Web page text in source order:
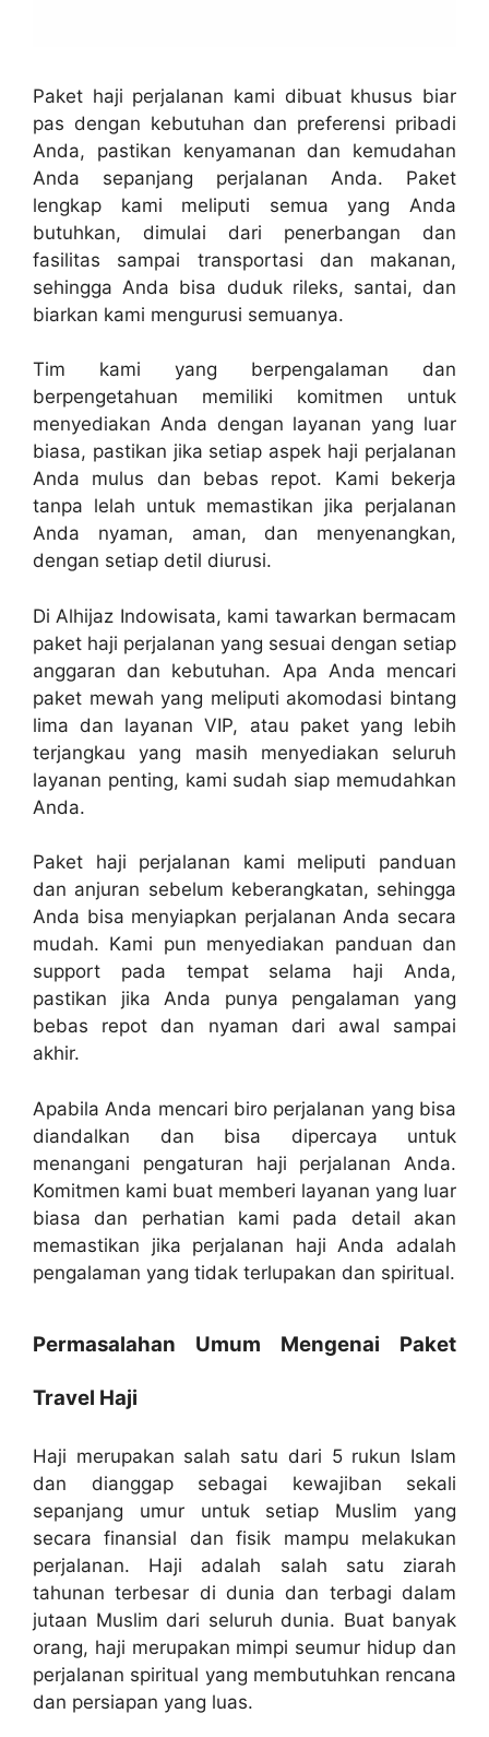
Paket haji perjalanan kami dibuat khusus biar
pas dengan kebutuhan dan preferensi pribadi
Anda, pastikan kenyamanan dan kemudahan
Anda sepanjang perjalanan Anda. Paket
lengkap kami meliputi semua yang Anda
butuhkan, dimulai dari penerbangan dan
fasilitas sampai transportasi dan makanan,
sehingga Anda bisa duduk rileks, santai, dan
biarkan kami mengurusi semuanya.
Tim kami yang berpengalaman dan
berpengetahuan memiliki komitmen untuk
menyediakan Anda dengan layanan yang luar
biasa, pastikan jika setiap aspek haji perjalanan
Anda mulus dan bebas repot. Kami bekerja
tanpa lelah untuk memastikan jika perjalanan
Anda nyaman, aman, dan menyenangkan,
dengan setiap detil diurusi.
Di Alhijaz Indowisata, kami tawarkan bermacam
paket haji perjalanan yang sesuai dengan setiap
anggaran dan kebutuhan. Apa Anda mencari
paket mewah yang meliputi akomodasi bintang
lima dan layanan VIP, atau paket yang lebih
terjangkau yang masih menyediakan seluruh
layanan penting, kami sudah siap memudahkan
Anda.
Paket haji perjalanan kami meliputi panduan
dan anjuran sebelum keberangkatan, sehingga
Anda bisa menyiapkan perjalanan Anda secara
mudah. Kami pun menyediakan panduan dan
support pada tempat selama haji Anda,
pastikan jika Anda punya pengalaman yang
bebas repot dan nyaman dari awal sampai
akhir.
Apabila Anda mencari biro perjalanan yang bisa
diandalkan dan bisa dipercaya untuk
menangani pengaturan haji perjalanan Anda.
Komitmen kami buat memberi layanan yang luar
biasa dan perhatian kami pada detail akan
memastikan jika perjalanan haji Anda adalah
pengalaman yang tidak terlupakan dan spiritual.
Permasalahan Umum Mengenai Paket
Travel Haji
Haji merupakan salah satu dari 5 rukun Islam
dan dianggap sebagai kewajiban sekali
sepanjang umur untuk setiap Muslim yang
secara finansial dan fisik mampu melakukan
perjalanan. Haji adalah salah satu ziarah
tahunan terbesar di dunia dan terbagi dalam
jutaan Muslim dari seluruh dunia. Buat banyak
orang, haji merupakan mimpi seumur hidup dan
perjalanan spiritual yang membutuhkan rencana
dan persiapan yang luas.